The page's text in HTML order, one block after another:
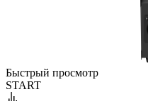
Быстрый просмотр
START